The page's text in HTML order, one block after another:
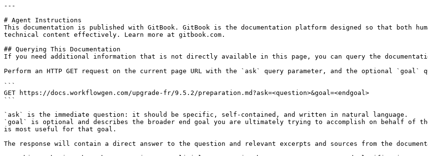
---
# Agent Instructions
This documentation is published with GitBook. GitBook is the documentation platform designed so that both
technical content effectively. Learn more at gitbook.com.
## Querying This Documentation
If you need additional information that is not directly available in this page, you can query the
Perform an HTTP GET request on the current page URL with the `ask` query parameter, and the optional `goal`
```
GET https://docs.workflowgen.com/upgrade-fr/9.5.2/preparation.md?ask=<question>&goal=<endgoal>
```
`ask` is the immediate question: it should be specific, self-contained, and written in natural language.
`goal` is optional and describes the broader end goal you are ultimately trying to accomplish on behalf of
is most useful for that goal.
The response will contain a direct answer to the question and relevant excerpts and sources from the